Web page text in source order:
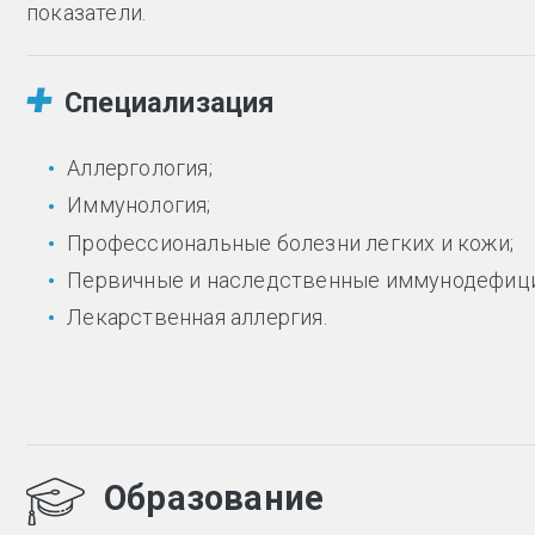
показатели.
Специализация
Аллергология;
Иммунология;
Профессиональные болезни легких и кожи;
Первичные и наследственные
Лекарственная аллергия.
Образование